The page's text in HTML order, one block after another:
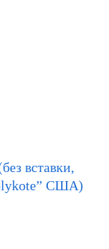
вставки,
США)